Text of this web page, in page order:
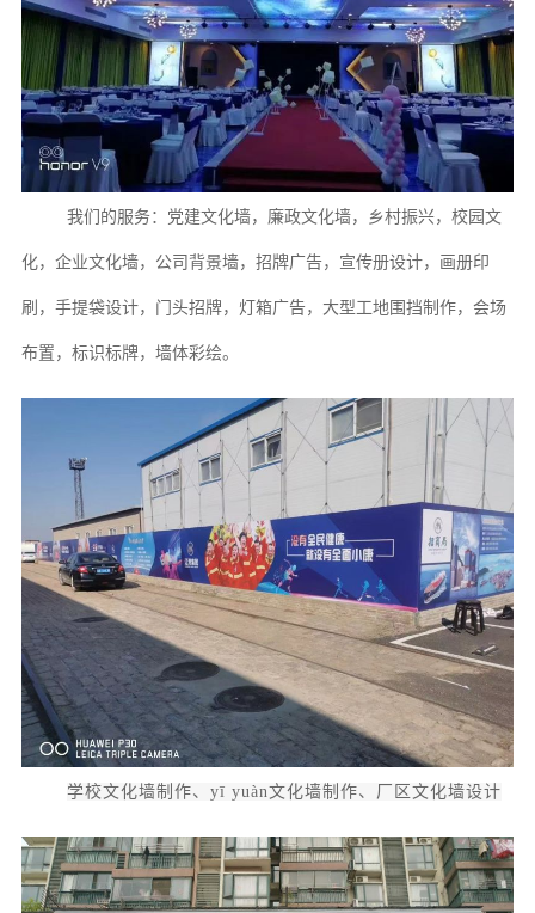
我们的服务：党建文化墙，廉政文化墙，乡村振兴，校园文
化，企业文化墙，公司背景墙， 招牌广告，宣传册设计，画册印
刷，手提袋设计，门头招牌，灯箱广告，大型工地围挡制作， 会场
布置，标识标牌，墙体彩绘。
学校文化墙制作、yī yuàn文化墙制作、厂区文化墙设计